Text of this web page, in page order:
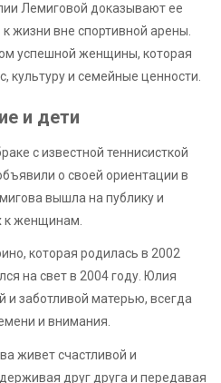
Лемиговой доказывают ее
жизни вне спортивной арены.
успешной женщины, которая
культуру и семейные ценности.
и дети
с известной теннисисткой
о своей ориентации в
вышла на публику и
к женщинам.
которая родилась в 2002
на свет в 2004 году. Юлия
заботливой матерью, всегда
и внимания.
живет счастливой и
друг друга и передавая